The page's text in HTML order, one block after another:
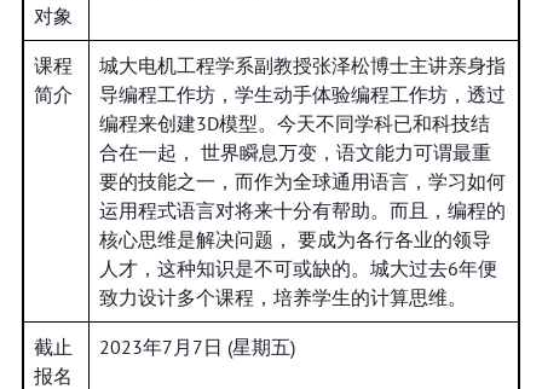
对象
课程
简介
城大电机工程学系副教授张泽松博士主讲亲身指
导编程工作坊，学生动手体验编程工作坊，透过
编程来创建3D模型。今天不同学科已和科技结
合在一起， 世界瞬息万变，语文能力可谓最重
要的技能之一，而作为全球通用语言，学习如何
运用程式语言对将来十分有帮助。而且，编程的
核心思维是解决问题， 要成为各行各业的领导
人才，这种知识是不可或缺的。城大过去6年便
致力设计多个课程，培养学生的计算思维。
截止
报名
2023年7月7日 (星期五)